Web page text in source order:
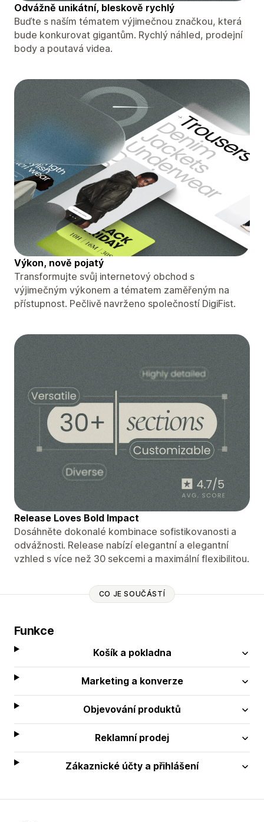
Odvážně unikátní, bleskově rychlý
Buďte s naším tématem výjimečnou značkou, která
bude konkurovat gigantům. Rychlý náhled, prodejní
body a poutavá videa.
Výkon, nově pojatý
Transformujte svůj internetový obchod s
výjimečným výkonem a tématem zaměřeným na
přístupnost. Pečlivě navrženo společností DigiFist.
Release Loves Bold Impact
Dosáhněte dokonalé kombinace sofistikovanosti a
odvážnosti. Release nabízí elegantní a elegantní
vzhled s více než 30 sekcemi a maximální flexibilitou.
CO JE SOUČÁSTÍ
Funkce
Košík a pokladna
Marketing a konverze
Objevování produktů
Reklamní prodej
Zákaznické účty a přihlášení